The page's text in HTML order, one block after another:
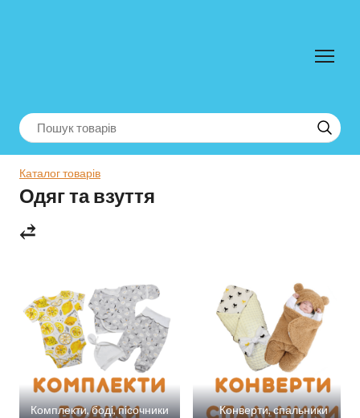
Каталог товарів
Одяг та взуття
⥄
Комплекти, боді, пісочники Конверти, спальники